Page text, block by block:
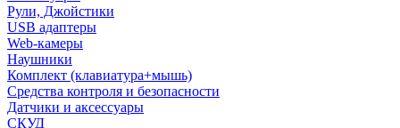
Рули, Джойстики
USB адаптеры
Web-камеры
Наушники
Комплект (клавиатура+мышь)
Средства контроля и безопасности
Датчики и аксессуары
СКУД